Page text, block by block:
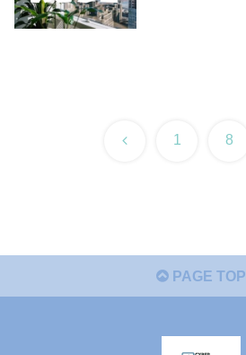
前 1 8
PAGE TOP